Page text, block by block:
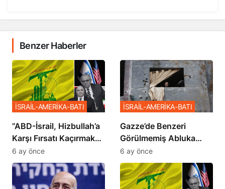
Benzer Haberler
​​​​​​​”ABD-İsrail, Hizbullah’a
Karşı Fırsatı Kaçırmak
İstemiyor”
İSRAİL-AMERİKA-BATI
6 ay önce
​​​​​​​Gazze’de Benzeri
Görülmemiş Abluka
Planı
İSRAİL-AMERİKA-BATI
6 ay önce